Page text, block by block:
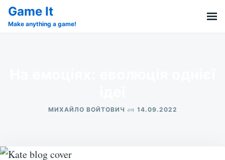
SkipSearch
for:
Game It
Make anything a game!
МИХАЙЛО ВОЙТОВИЧ on 14.09.2022